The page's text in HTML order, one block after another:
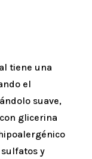
tiene una
el
suave,
glicerina
y